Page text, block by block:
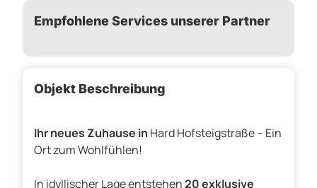
Empfohlene Services unserer Partner
Objekt Beschreibung
Ihr neues Zuhause in Hard Hofsteigstraße – Ein
Ort zum Wohlfühlen!
In idyllischer Lage entstehen20 exklusive